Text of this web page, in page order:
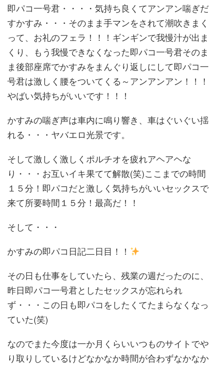
即パコ一号君・・・・気持ち良くてアンアン喘ぎだ
すかすみ・・・そのまま手マンをされて潮吹きまく
って、お礼のフェラ！！！ギンギンで我慢汁が出ま
くり、もう我慢できなくなった即パコ一号君そのま
ま後部座席でかすみをまんぐり返しにして即パコ一
号君は激しく腰をついてくる～アンアンアン！！！
やばい気持ちがいいです！！！
かすみの喘ぎ声は車内に鳴り響き、車はぐいぐい揺
れる・・・ヤバエロ光景です。
そして激しく激しくポルチオを疲れアヘアヘな
り・・・お互いイキ果てて解散(笑)ここまでの時間
１５分！即パコだと激しく気持ちがいいセックスで
来て所要時間１５分！最高だ！！
そして・・・
かすみの即パコ日記二日目！！
その日も仕事をしていたら、残業の週だったのに、
昨日即パコ一号君としたセックスが忘れられ
ず・・・この日も即パコをしたくてたまらなくなっ
ていた(笑)
なのでまた今度は一か月くらいいつものサイトでや
り取りしているけどなかなか時間が合わずなかなか